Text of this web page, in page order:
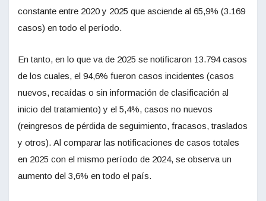
constante entre 2020 y 2025 que asciende al 65,9% (3.169
casos) en todo el período.
En tanto, en lo que va de 2025 se notificaron 13.794 casos
de los cuales, el 94,6% fueron casos incidentes (casos
nuevos, recaídas o sin información de clasificación al
inicio del tratamiento) y el 5,4%, casos no nuevos
(reingresos de pérdida de seguimiento, fracasos, traslados
y otros). Al comparar las notificaciones de casos totales
en 2025 con el mismo período de 2024, se observa un
aumento del 3,6% en todo el país.